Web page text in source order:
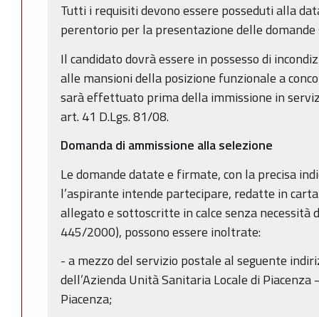
Tutti i requisiti devono essere posseduti alla
perentorio per la presentazione delle
Il candidato dovrà essere in possesso di
alle mansioni della posizione funzionale a
sarà effettuato prima della immissione in
art. 41 D.Lgs. 81/08.
Domanda di ammissione alla selezione
Le domande datate e firmate, con la precisa
l’aspirante intende partecipare, redatte in
allegato e sottoscritte in calce senza necessità
445/2000), possono essere inoltrate:
- a mezzo del servizio postale al seguente
dell’Azienda Unità Sanitaria Locale di
Piacenza;